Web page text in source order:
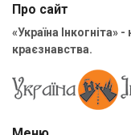
Про сайт
«Україна Інкогніта»
краєзнавства.